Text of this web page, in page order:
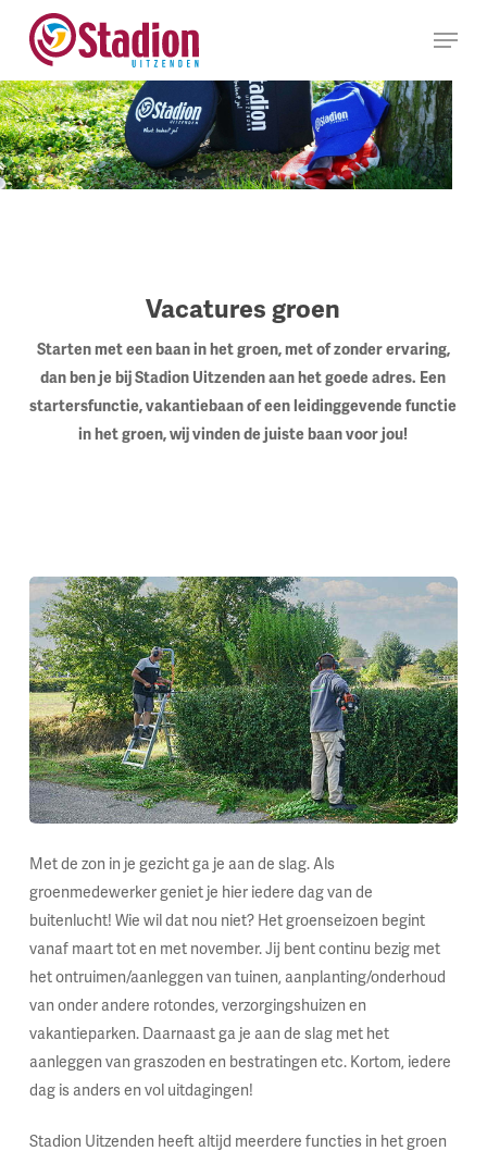
naar
hoofdinhoud
Menu
Vacatures groen
Starten met een baan in het groen, met of zonder ervaring,
dan ben je bij Stadion Uitzenden aan het goede adres. Een
startersfunctie, vakantiebaan of een leidinggevende functie
in het groen, wij vinden de juiste baan voor jou!
Met de zon in je gezicht ga je aan de slag. Als
groenmedewerker geniet je hier iedere dag van de
buitenlucht! Wie wil dat nou niet? Het groenseizoen begint
vanaf maart tot en met november. Jij bent continu bezig met
het ontruimen/aanleggen van tuinen, aanplanting/onderhoud
van onder andere rotondes, verzorgingshuizen en
vakantieparken. Daarnaast ga je aan de slag met het
aanleggen van graszoden en bestratingen etc. Kortom, iedere
dag is anders en vol uitdagingen!
Stadion Uitzenden heeft altijd meerdere functies in het groen